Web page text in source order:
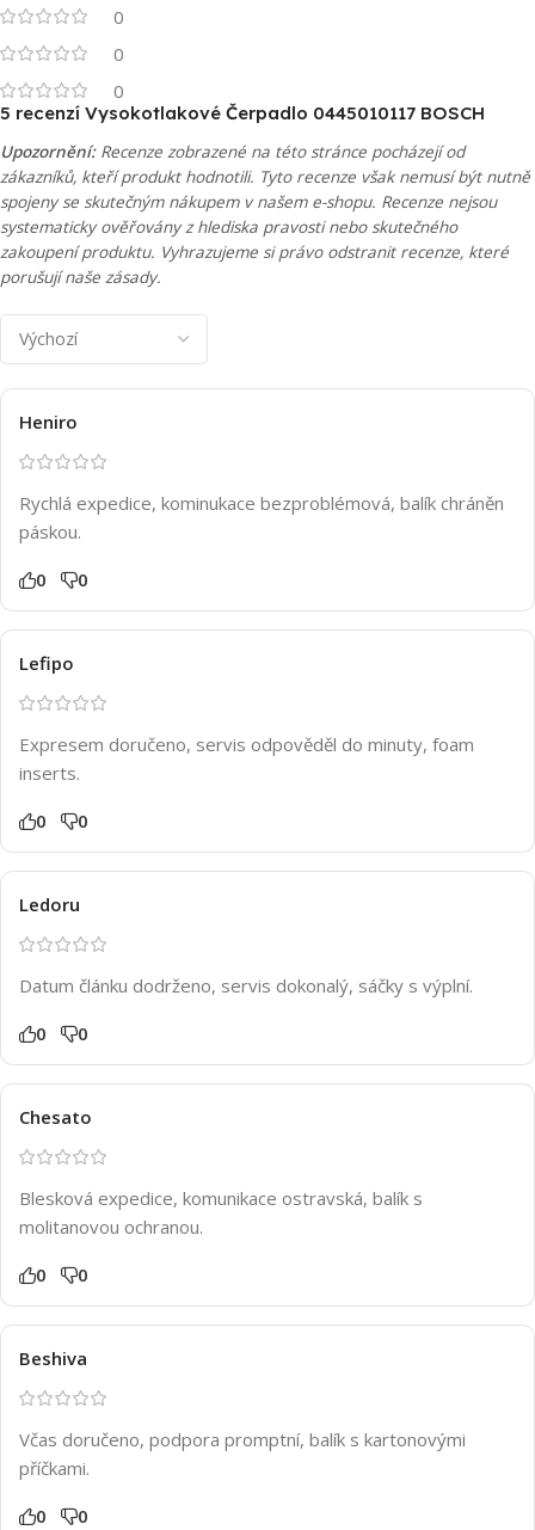
0
0
0
5 recenzí Vysokotlakové Čerpadlo 0445010117 BOSCH
Upozornění:Recenze zobrazené na této stránce pocházejí od
zákazníků, kteří produkt hodnotili. Tyto recenze však nemusí být nutně
spojeny se skutečným nákupem v našem e-shopu. Recenze nejsou
systematicky ověřovány z hlediska pravosti nebo skutečného
zakoupení produktu. Vyhrazujeme si právo odstranit recenze, které
porušují naše zásady.
Heniro
Rychlá expedice, kominukace bezproblémová, balík chráněn
páskou.
0 0
Lefipo
Expresem doručeno, servis odpověděl do minuty, foam
inserts.
0 0
Ledoru
Datum článku dodrženo, servis dokonalý, sáčky s výplní.
0 0
Chesato
Blesková expedice, komunikace ostravská, balík s
molitanovou ochranou.
0 0
Beshiva
Včas doručeno, podpora promptní, balík s kartonovými
příčkami.
0 0